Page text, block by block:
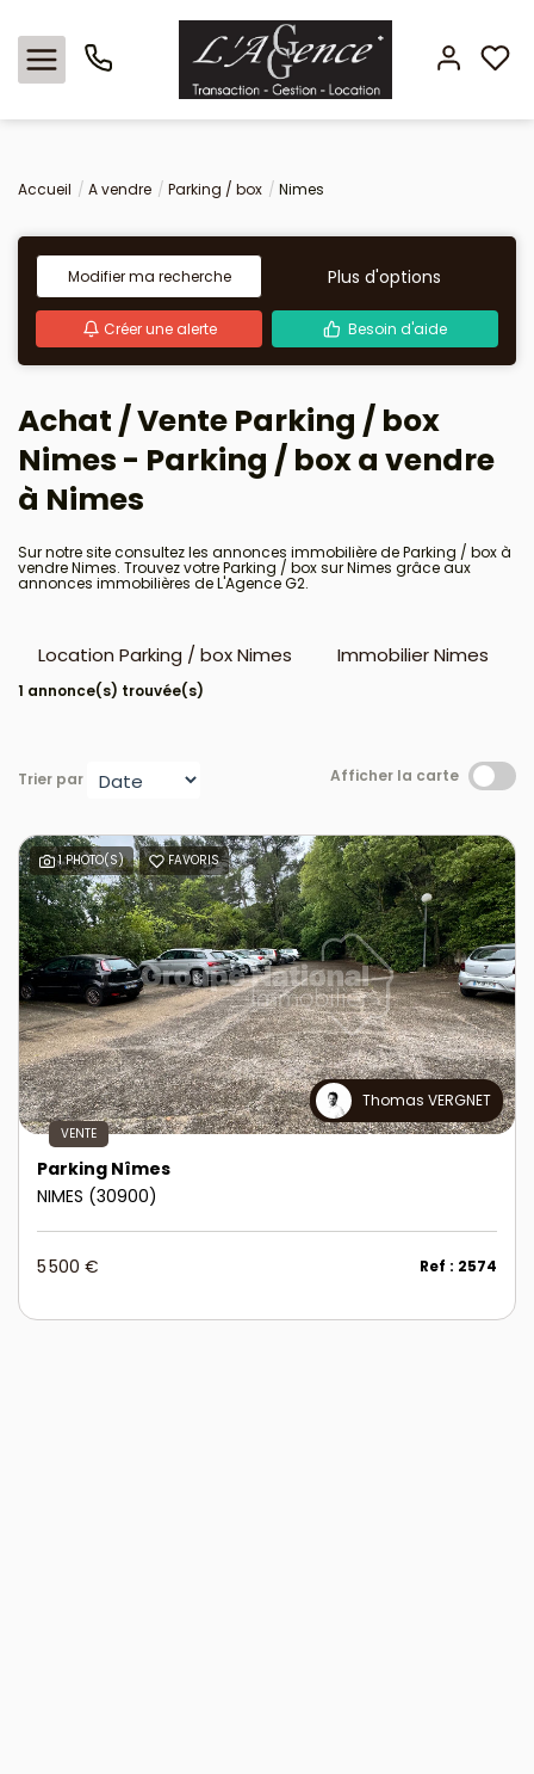
Nos offres
Locations
L'agence
Estimation
Avis clients
Accueil A vendre Parking / box Nimes
Modifier ma recherche Plus d'options
Créer une alerte Besoin d'aide
Achat / Vente Parking / box
Nimes - Parking / box a vendre
à Nimes
Sur notre site consultez les annonces immobilière de Parking / box à
vendre Nimes. Trouvez votre Parking / box sur Nimes grâce aux
annonces immobilières de L'Agence G2.
Location Parking / box Nimes Immobilier Nimes
1 annonce(s) trouvée(s)
Trier par Afficher la carte
1 PHOTO(S) FAVORIS
Thomas VERGNET
VENTE
Parking Nîmes
NIMES (30900)
5 500 € Ref : 2574